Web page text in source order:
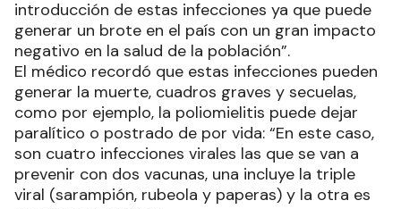
introducción de estas infecciones ya que puede
generar un brote en el país con un gran impacto
negativo en la salud de la población”.
El médico recordó que estas infecciones pueden
generar la muerte, cuadros graves y secuelas,
como por ejemplo, la poliomielitis puede dejar
paralítico o postrado de por vida: “En este caso,
son cuatro infecciones virales las que se van a
prevenir con dos vacunas, una incluye la triple
viral (sarampión, rubeola y paperas) y la otra es